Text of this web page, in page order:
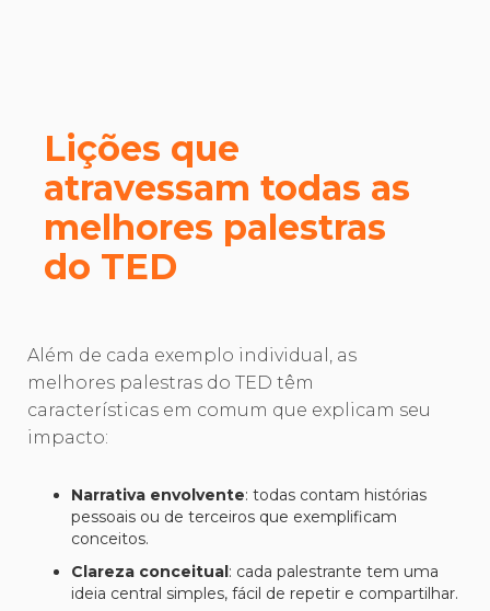
Lições que
atravessam todas as
melhores palestras
do TED
Além de cada exemplo individual, as
melhores palestras do TED têm
características em comum que explicam seu
impacto:
Narrativa envolvente: todas contam histórias
pessoais ou de terceiros que exemplificam
conceitos.
Clareza conceitual: cada palestrante tem uma
ideia central simples, fácil de repetir e compartilhar.